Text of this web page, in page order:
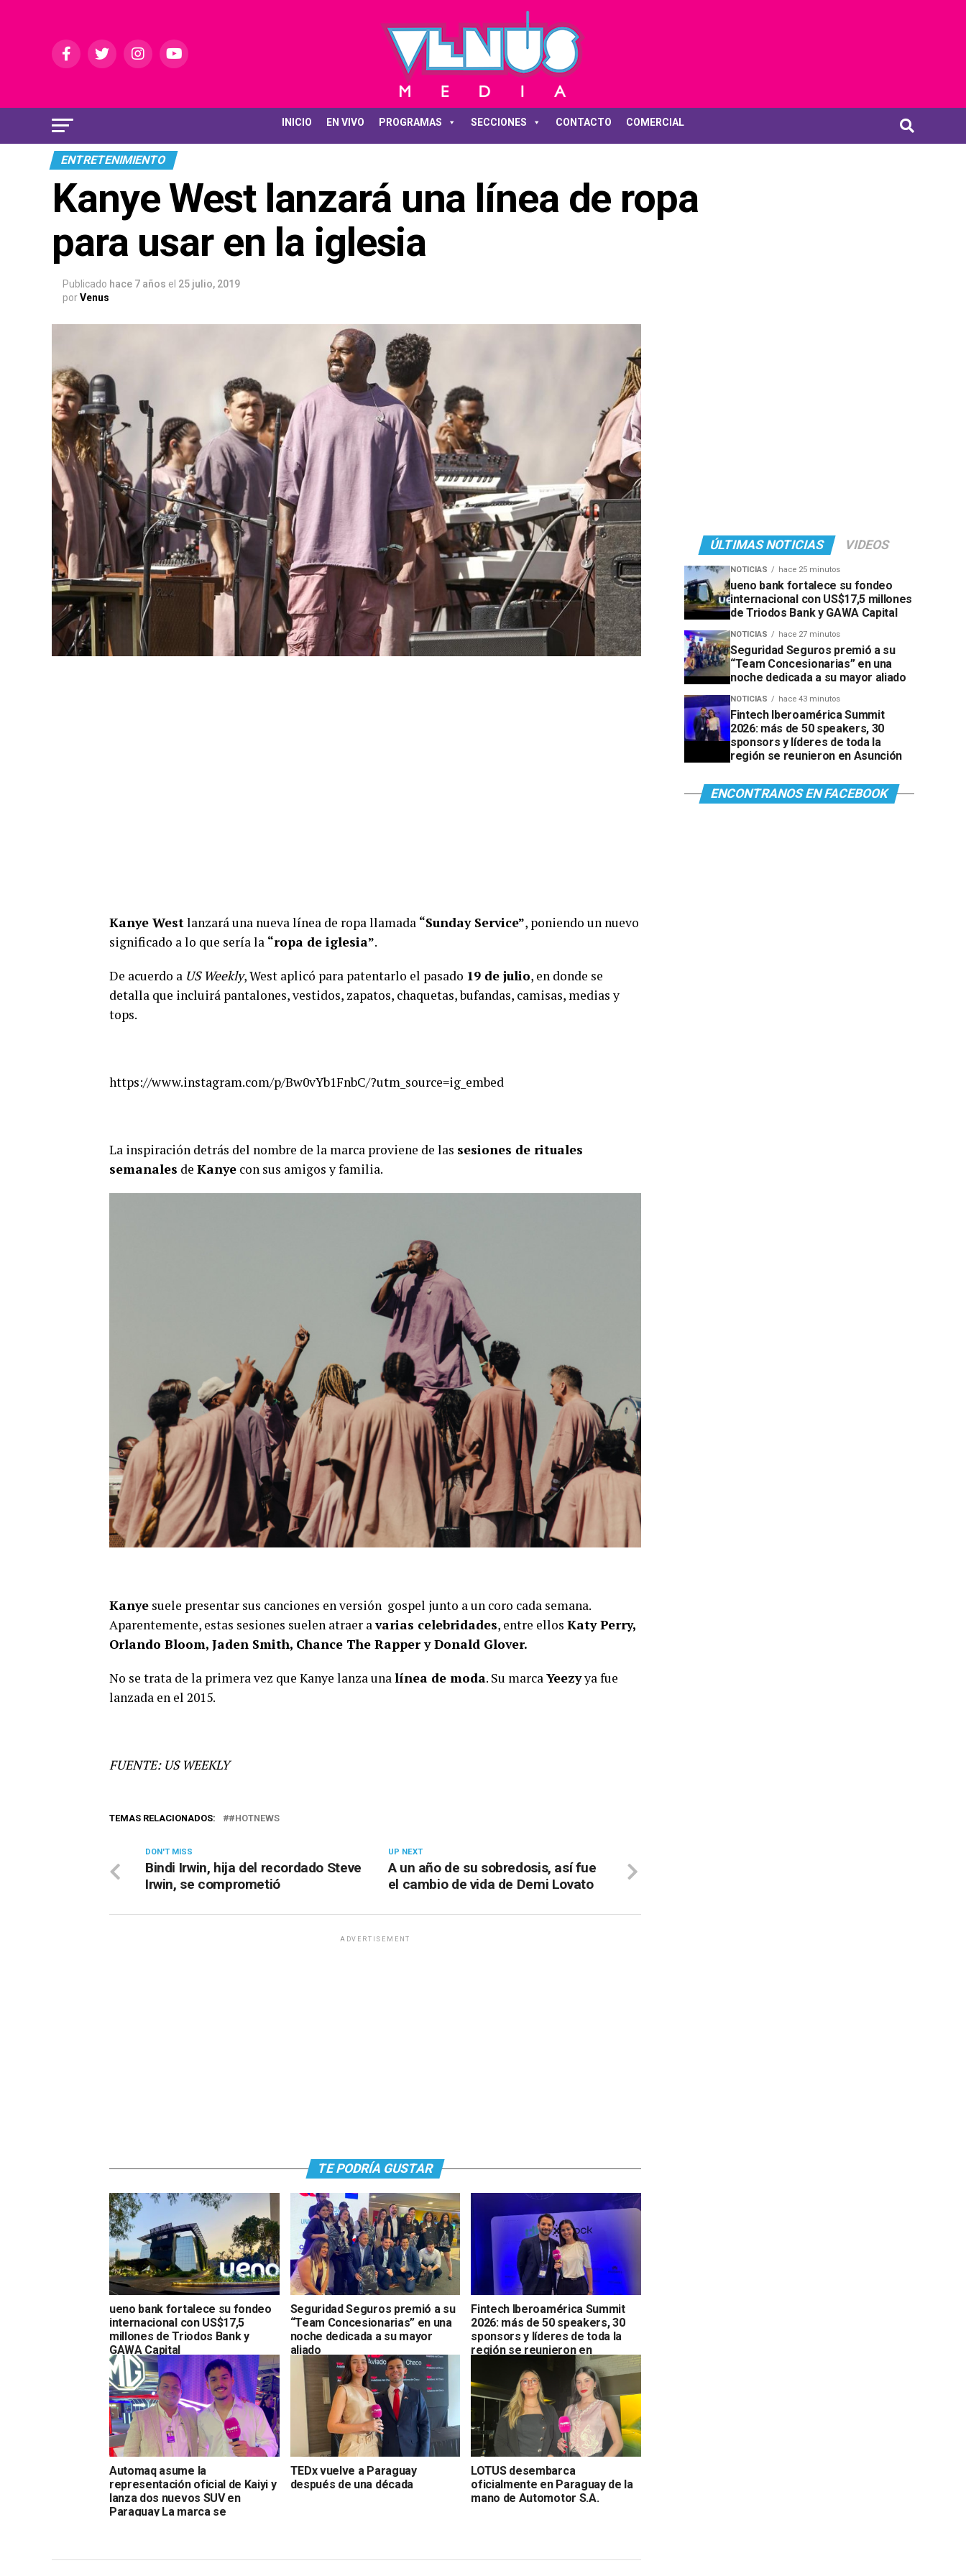
INICIO EN VIVO PROGRAMAS SECCIONES CONTACTO COMERCIAL
ENTRETENIMIENTO
Kanye West lanzará una línea de ropa
para usar en la iglesia
Publicado hace 7 años el 25 julio, 2019
porVenus
Kanye Westlanzará una nueva línea de ropa llamada “Sunday Service”, poniendo un nuevo
significado a lo que sería la “ropa de iglesia”.
De acuerdo a US Weekly, West aplicó para patentarlo el pasado 19 de julio, en donde se
detalla que incluirá pantalones, vestidos, zapatos, chaquetas, bufandas, camisas, medias y
tops.
https://www.instagram.com/p/Bw0vYb1FnbC/?utm_source=ig_embed
La inspiración detrás del nombre de la marca proviene de las sesiones de rituales
semanales de Kanye con sus amigos y familia.
Kanye suele presentar sus canciones en versión gospel junto a un coro cada semana.
Aparentemente, estas sesiones suelen atraer avarias celebridades, entre ellos Katy Perry,
Orlando Bloom, Jaden Smith, Chance The Rapper y Donald Glover.
No se trata de la primera vez que Kanye lanza unalínea de moda. Su marcaYeezyya fue
lanzada en el 2015.
FUENTE: US WEEKLY
TEMAS RELACIONADOS: #HOTNEWS
UP NEXT
A un año de su sobredosis, así fue
el cambio de vida de Demi Lovato
DON'T MISS
Bindi Irwin, hija del recordado Steve
Irwin, se comprometió
ADVERTISEMENT
TE PODRÍA GUSTAR
ueno bank fortalece su fondeo
internacional con US$17,5
millones de Triodos Bank y
GAWA Capital
Seguridad Seguros premió a su
“Team Concesionarias” en una
noche dedicada a su mayor
aliado
Fintech Iberoamérica Summit
2026: más de 50 speakers, 30
sponsors y líderes de toda la
región se reunieron en
Automaq asume la
representación oficial de Kaiyi y
lanza dos nuevos SUV en
Paraguay La marca se
TEDx vuelve a Paraguay
después de una década
LOTUS desembarca
oficialmente en Paraguay de la
mano de Automotor S.A.
ÚLTIMAS NOTICIAS VIDEOS
NOTICIAS hace 25 minutos
ueno bank fortalece su fondeo
internacional con US$17,5 millones
de Triodos Bank y GAWA Capital
NOTICIAS hace 27 minutos
Seguridad Seguros premió a su
“Team Concesionarias” en una
noche dedicada a su mayor aliado
NOTICIAS hace 43 minutos
Fintech Iberoamérica Summit
2026: más de 50 speakers, 30
sponsors y líderes de toda la
región se reunieron en Asunción
ENCONTRANOS EN FACEBOOK